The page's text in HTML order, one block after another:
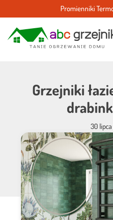
Promienniki
Grzejniki
30
Drabinkowe
najważniejsze
Grzejniki łazienkowe są prostymi
drabinek dających ciepło. W
grzałkę. Muszą być podpięte do
za pomocą pokrętła lub